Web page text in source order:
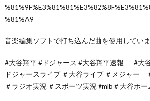
%81%A9
音楽編集ソフトで打ち込んだ曲を使用していま
#大谷翔平 #ドジャース #大谷翔平速報 #大
ドジャースライブ ＃大谷ライブ ＃メジャー
＃ラジオ実況 ＃スポーツ実況 #mlb＃大谷ホー